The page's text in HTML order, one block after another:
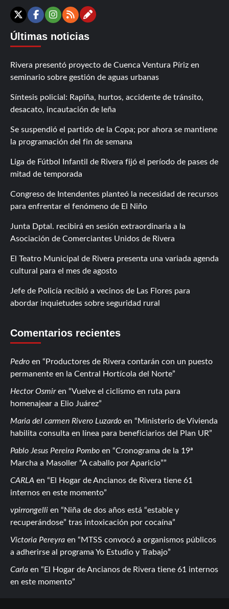
X Facebook
Instagram
RSSContáctanos
Últimas noticias
Rivera presentó proyecto de Cuenca Ventura Píriz en
seminario sobre gestión de aguas urbanas
Síntesis policial: Rapiña, hurtos, accidente de tránsito,
desacato, incautación de leña
Se suspendió el partido de la Copa; por ahora se mantiene
la programación del fin de semana
Liga de Fútbol Infantil de Rivera fijó el período de pases de
mitad de temporada
Congreso de Intendentes planteó la necesidad de recursos
para enfrentar el fenómeno de El Niño
Junta Dptal. recibirá en sesión extraordinaria a la
Asociación de Comerciantes Unidos de Rivera
El Teatro Municipal de Rivera presenta una variada agenda
cultural para el mes de agosto
Jefe de Policía recibió a vecinos de Las Flores para
abordar inquietudes sobre seguridad rural
Comentarios recientes
Pedro en
Productores de Rivera contarán con un puesto
permanente en la Central Hortícola del Norte
Hector Osmiren
Vuelve el ciclismo en ruta para
homenajear a Elio Juárez
Maria del carmen Rivero Luzardo en
Ministerio de Vivienda
habilita consulta en línea para beneficiarios del Plan UR
Pablo Jesus Pereira Pombo en
Cronograma de la 19ª
Marcha a Masoller “A caballo por Aparicio”
CARLA en
El Hogar de Ancianos de Rivera tiene 61
internos en este momento
vpirrongelli en
Niña de dos años está “estable y
recuperándose” tras intoxicación por cocaína
Victoria Pereyra en
MTSS convocó a organismos públicos
a adherirse al programa Yo Estudio y Trabajo
Carla en
El Hogar de Ancianos de Rivera tiene 61 internos
en este momento